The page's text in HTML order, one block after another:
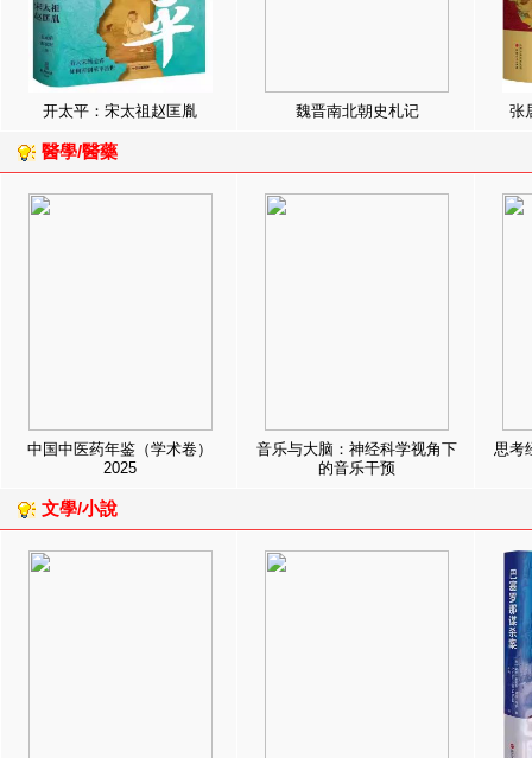
开太平：宋太祖赵匡胤 魏晋南北朝史札记 张
醫學/醫藥
中国中医药年鉴（学术卷）
2025
音乐与大脑：神经科学视角下
的音乐干预
思考
文學/小說